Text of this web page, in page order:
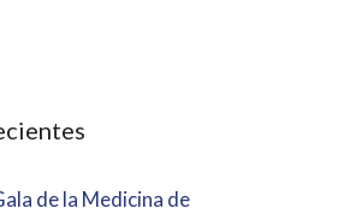
de la Medicina de